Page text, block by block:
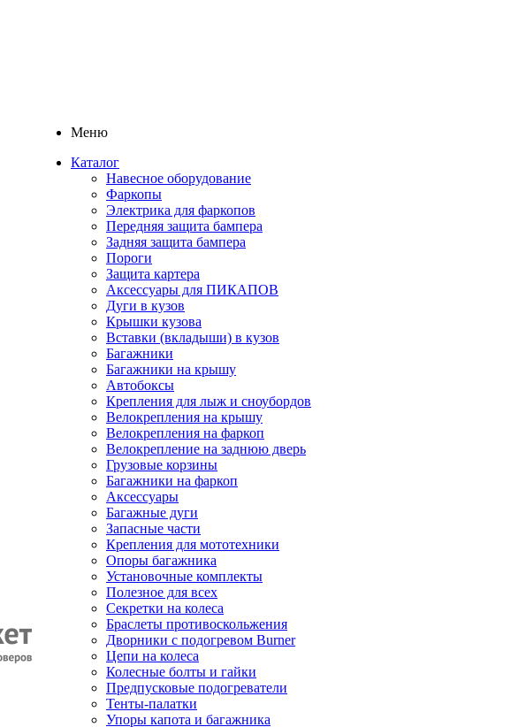
Меню
Каталог
Навесное оборудование
Фаркопы
Электрика для фаркопов
Передняя защита бампера
Задняя защита бампера
Пороги
Защита картера
Аксессуары для ПИКАПОВ
Дуги в кузов
Крышки кузова
Вставки (вкладыши) в кузов
Багажники
Багажники на крышу
Автобоксы
Крепления для лыж и сноубордов
Велокрепления на крышу
Велокрепления на фаркоп
Велокрепление на заднюю дверь
Грузовые корзины
Багажники на фаркоп
Аксессуары
Багажные дуги
Запасные части
Крепления для мототехники
Опоры багажника
Установочные комплекты
Полезное для всех
Секретки на колеса
Браслеты противоскольжения
Дворники с подогревом Burner
Цепи на колеса
Колесные болты и гайки
Предпусковые подогреватели
Тенты-палатки
Упоры капота и багажника